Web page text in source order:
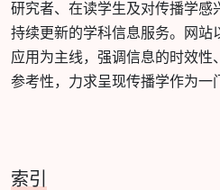
研究者、在读学生及对传播学感
持续更新的学科信息服务。网站
应用为主线，强调信息的时效性
参考性，力求呈现传播学作为一
索引